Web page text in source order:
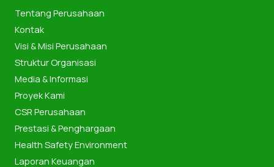
Tentang Perusahaan
Kontak
Visi & Misi Perusahaan
Struktur Organisasi
Media & Informasi
Proyek Kami
CSR Perusahaan
Prestasi & Penghargaan
Health Safety Environment
Laporan Keuangan